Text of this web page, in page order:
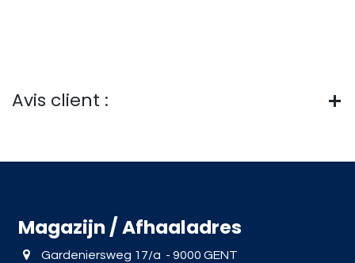
Avis client :
Magazijn / Afhaaladres
Gardeniersweg 17/a - 9000 GENT